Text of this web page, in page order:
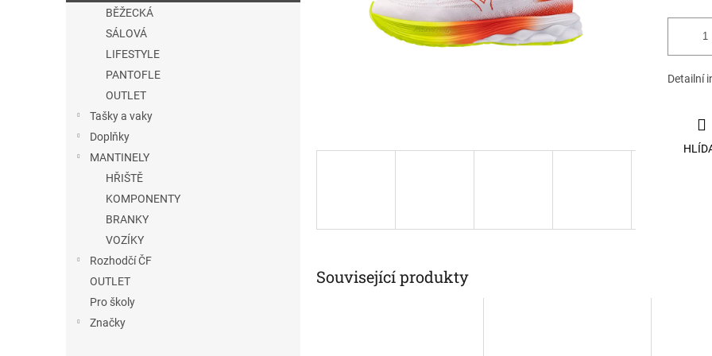
BĚŽECKÁ
SÁLOVÁ
LIFESTYLE
PANTOFLE
OUTLET
Tašky a vaky
Doplňky
MANTINELY
HŘIŠTĚ
KOMPONENTY
BRANKY
VOZÍKY
Rozhodčí ČF
OUTLET
Pro školy
Značky
Detailní
Související produkty